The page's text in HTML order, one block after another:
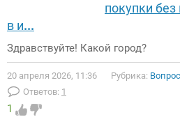
покупки
в и...
Здравствуйте! Какой город?
20 апреля 2026, 11:36 Рубрика:
Ответов: 1
1